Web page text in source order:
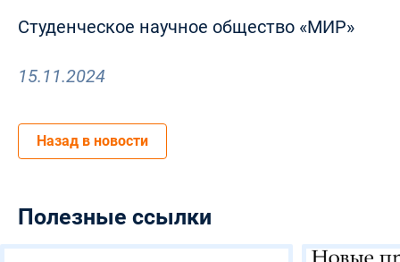
Студенческое научное общество «МИР»
15.11.2024
Назад в новости
Полезные ссылки